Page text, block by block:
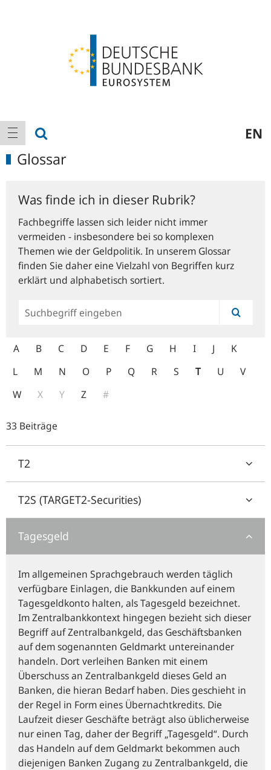
Hauptnavigation
Navigation anzeigen EN
Glossar
Was finde ich in dieser Rubrik?
Fachbegriffe lassen sich leider nicht immer
vermeiden - insbesondere bei so komplexen
Themen wie der Geldpolitik. In unserem Glossar
finden Sie daher eine Vielzahl von Begriffen kurz
erklärt und alphabetisch sortiert.
Allgemeine
A B C D E F G H I J
K
L
M N O P Q R S T U
V
W
X Y Z #
33 Beiträge
T2
T2S (TARGET2-Securities)
Tagesgeld
Im allgemeinen Sprachgebrauch werden täglich
verfügbare Einlagen, die Bankkunden auf einem
Tagesgeldkonto halten, als Tagesgeld bezeichnet.
Im Zentralbankkontext hingegen bezieht sich dieser
Begriff auf Zentralbankgeld, das Geschäftsbanken
auf dem sogenannten Geldmarkt untereinander
handeln. Dort verleihen Banken mit einem
Überschuss an Zentralbankgeld dieses Geld an
Banken, die hieran Bedarf haben. Dies geschieht in
der Regel in Form eines Übernachtkredits. Die
Laufzeit dieser Geschäfte beträgt also üblicherweise
nur einen Tag, daher der Begriff „Tagesgeld“. Durch
das Handeln auf dem Geldmarkt bekommen auch
diejenigen Banken Zugang zu Zentralbankgeld, die